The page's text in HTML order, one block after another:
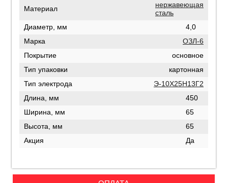
Материал
нержавеющая
сталь
Диаметр, мм
4,0
Марка
ОЗЛ-6
Покрытие
основное
Тип упаковки
картонная
Тип электрода
Э-10Х25Н13Г2
Длина, мм
450
Ширина, мм
65
Высота, мм
65
Акция
Да